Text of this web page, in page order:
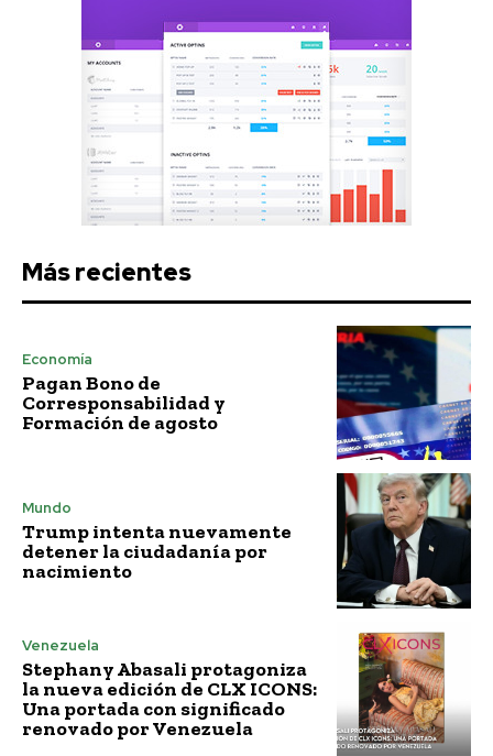
Más recientes
Economía
Pagan Bono de
Corresponsabilidad y
Formación de agosto
Mundo
Trump intenta nuevamente
detener la ciudadanía por
nacimiento
Venezuela
Stephany Abasali protagoniza
la nueva edición de CLX ICONS:
Una portada con significado
renovado por Venezuela